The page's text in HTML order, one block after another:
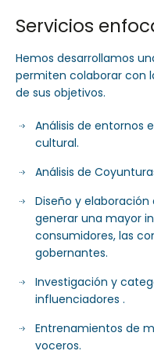
Servicios
Hemos desarrollamos
permiten colaborar con
de sus objetivos.
Análisis de entornos
cultural.
Análisis de
Diseño y
generar una mayor
consumidores, las
gobernantes.
Investigación y
influenciadores .
Entrenamientos de
voceros.